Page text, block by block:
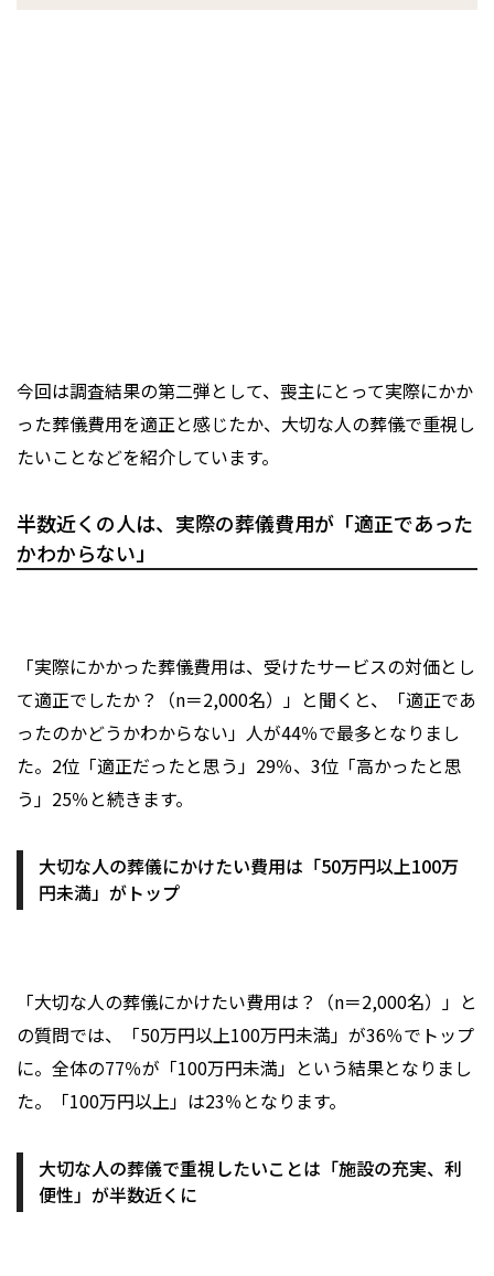
今回は調査結果の第二弾として、喪主にとって実際にかか
った葬儀費用を適正と感じたか、大切な人の葬儀で重視し
たいことなどを紹介しています。
半数近くの人は、実際の葬儀費用が「適正であった
かわからない」
「実際にかかった葬儀費用は、受けたサービスの対価とし
て適正でしたか？（n＝2,000名）」と聞くと、「適正であ
ったのかどうかわからない」人が44％で最多となりまし
た。2位「適正だったと思う」29％、3位「高かったと思
う」25％と続きます。
大切な人の葬儀にかけたい費用は「50万円以上100万
円未満」がトップ
「大切な人の葬儀にかけたい費用は？（n＝2,000名）」と
の質問では、「50万円以上100万円未満」が36％でトップ
に。全体の77％が「100万円未満」という結果となりまし
た。「100万円以上」は23％となります。
大切な人の葬儀で重視したいことは「施設の充実、利
便性」が半数近くに